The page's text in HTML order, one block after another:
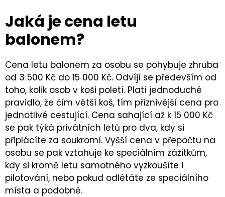
Jaká je cena letu
balonem?
Cena letu balonem za osobu se pohybuje zhruba
od 3 500 Kč do 15 000 Kč. Odvíjí se především od
toho, kolik osob v koši poletí. Platí jednoduché
pravidlo, že čím větší koš, tím příznivější cena pro
jednotlivé cestující. Cena sahající až k 15 000 Kč
se pak týká privátních letů pro dva, kdy si
připlácíte za soukromí. Vyšší cena v přepočtu na
osobu se pak vztahuje ke speciálním zážitkům,
kdy si kromě letu samotného vyzkoušíte i
pilotování, nebo pokud odlétáte ze speciálního
místa a podobně.